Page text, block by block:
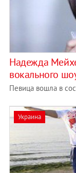
Надежда
вокального
Певица вошла в
Украина